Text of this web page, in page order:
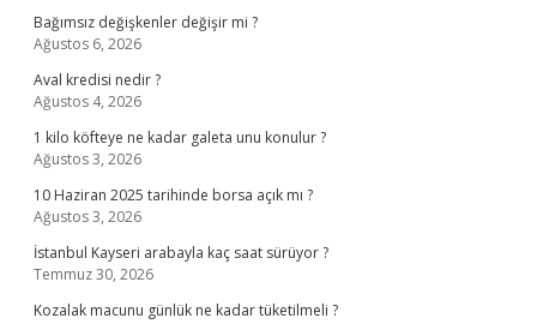
Bağımsız değişkenler değişir mi ?
Ağustos 6, 2026
Aval kredisi nedir ?
Ağustos 4, 2026
1 kilo köfteye ne kadar galeta unu konulur ?
Ağustos 3, 2026
10 Haziran 2025 tarihinde borsa açık mı ?
Ağustos 3, 2026
İstanbul Kayseri arabayla kaç saat sürüyor ?
Temmuz 30, 2026
Kozalak macunu günlük ne kadar tüketilmeli ?